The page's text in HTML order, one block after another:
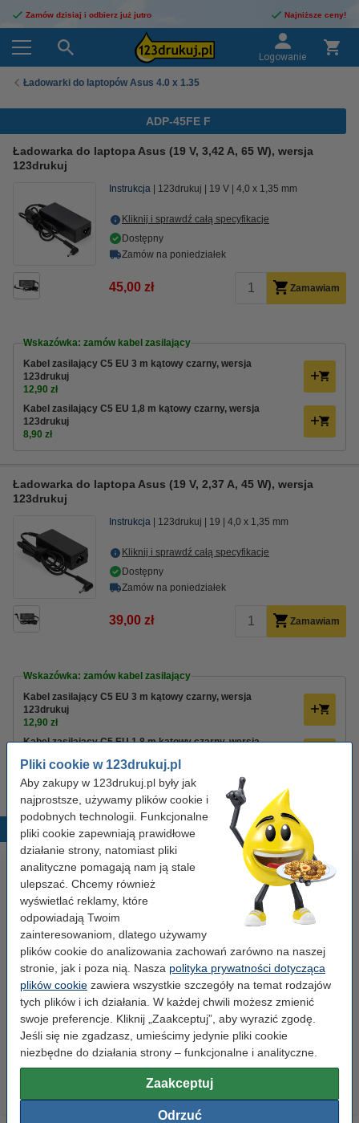
Pliki cookie w 123drukuj.pl
Aby zakupy w 123drukuj.pl były jak
najprostsze, używamy plików cookie i
podobnych technologii. Funkcjonalne
pliki cookie zapewniają prawidłowe
działanie strony, natomiast pliki
analityczne pomagają nam ją stale
ulepszać. Chcemy również
wyświetlać reklamy, które
odpowiadają Twoim
zainteresowaniom, dlatego używamy
plików cookie do analizowania zachowań zarówno na naszej
stronie, jak i poza nią. Nasza polityka prywatności dotycząca
plików cookie zawiera wszystkie szczegóły na temat rodzajów
tych plików i ich działania. W każdej chwili możesz zmienić
swoje preferencje. Kliknij „Zaakceptuj”, aby wyrazić zgodę.
Jeśli się nie zgadzasz, umieścimy jedynie pliki cookie
niezbędne do działania strony – funkcjonalne i analityczne.
Zaakceptuj
Odrzuć
Zamów dzisiaj i odbierz już jutro Najniższe ceny!
Logowanie
Ładowarki do laptopów Asus 4.0 x 1.35
ADP-45FE F
Ładowarka do laptopa Asus (19 V, 3,42 A, 65 W), wersja
123drukuj
Instrukcja 123drukuj 19 V 4,0 x 1,35 mm
Kliknij i sprawdź całą specyfikacje
Dostępny
Zamów na poniedziałek
45,00 zł Zamawiam
Wskazówka: zamów kabel zasilający
Kabel zasilający C5 EU 3 m kątowy czarny, wersja
123drukuj
12,90 zł
Kabel zasilający C5 EU 1,8 m kątowy czarny, wersja
123drukuj
8,90 zł
Ładowarka do laptopa Asus (19 V, 2,37 A, 45 W), wersja
123drukuj
Instrukcja 123drukuj 19 4,0 x 1,35 mm
Kliknij i sprawdź całą specyfikacje
Dostępny
Zamów na poniedziałek
39,00 zł Zamawiam
Wskazówka: zamów kabel zasilający
Kabel zasilający C5 EU 3 m kątowy czarny, wersja
123drukuj
12,90 zł
Kabel zasilający C5 EU 1,8 m kątowy czarny, wersja
8,90 zł
Popularne produkty
Spinacze biurowe 33 mm
okrągłe (100 sztuk), 123drukuj
2,90 zł z VAT
Zestaw 4x marker do tablic
suchościeralnych (okrągła
końcówka 2,5 mm) 123drukuj
19,90 zł z VAT